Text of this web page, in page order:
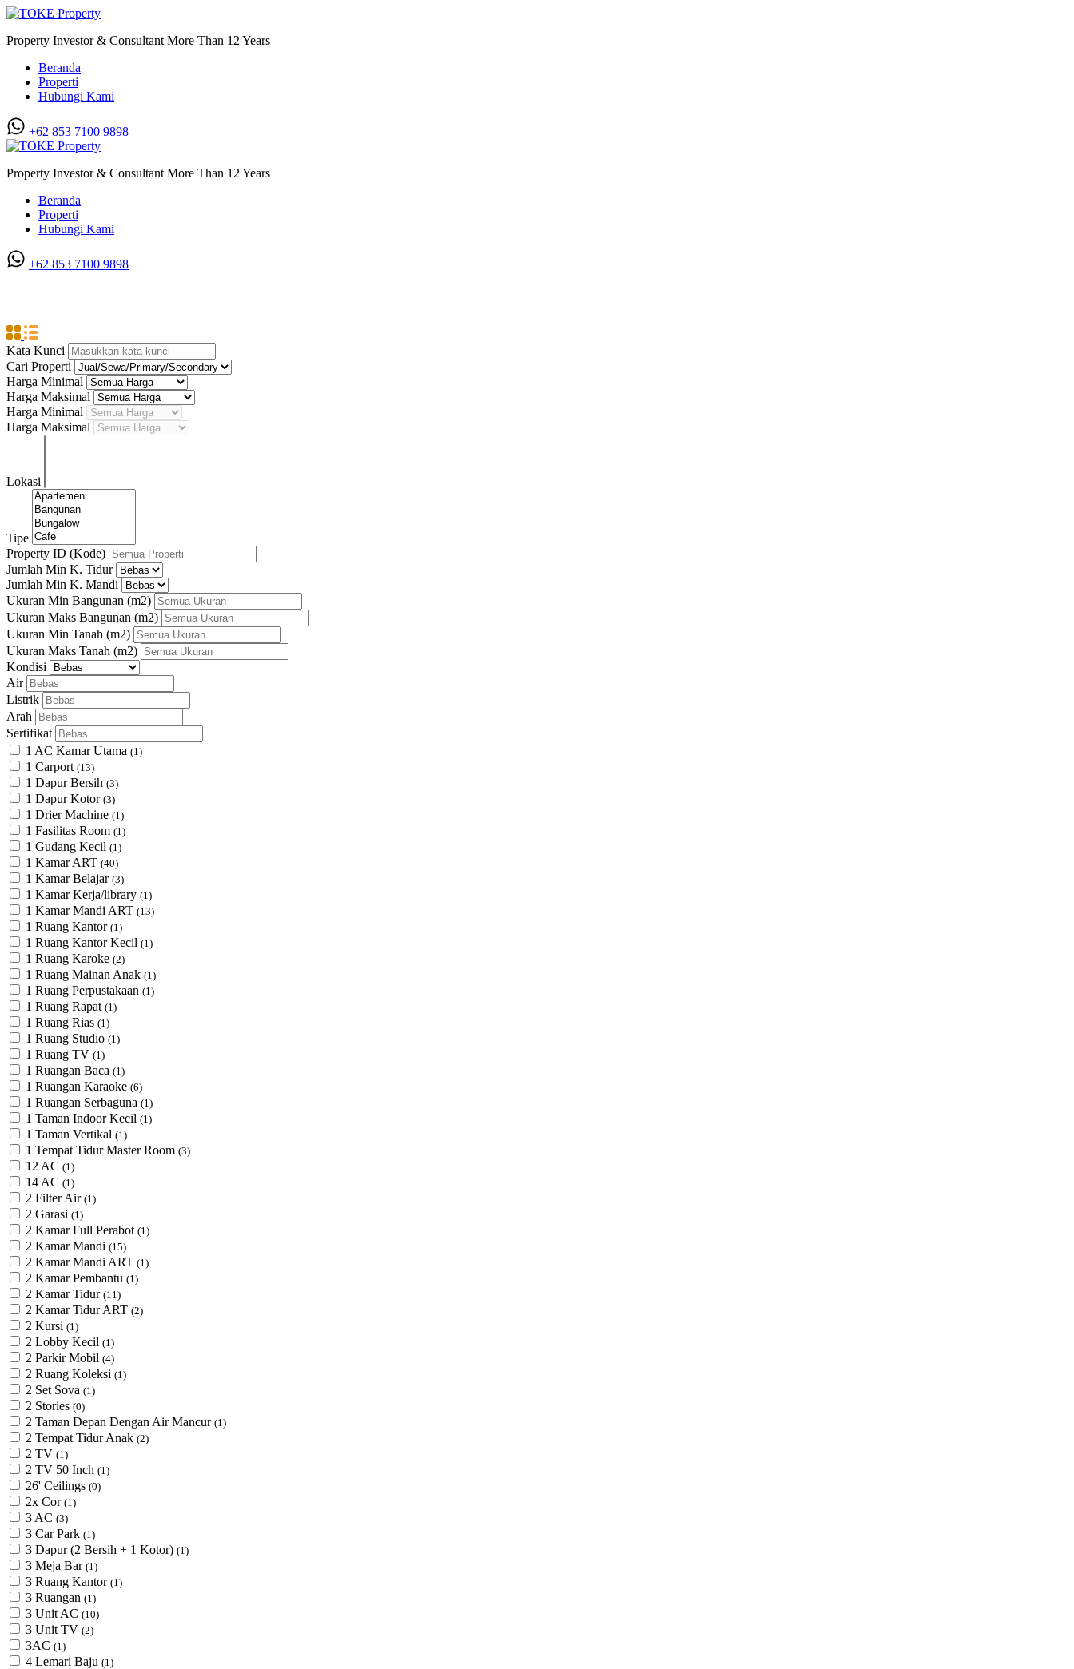
Property Investor & Consultant More Than 12 Years
Beranda
Properti
Hubungi Kami
+62 853 7100 9898‬
Property Investor & Consultant More Than 12 Years
Beranda
Properti
Hubungi Kami
+62 853 7100 9898‬
Kata Kunci
Cari Properti
Harga Minimal
Harga Maksimal
Harga Minimal
Harga Maksimal
Lokasi
Tipe
Property ID (Kode)
Jumlah Min K. Tidur
Jumlah Min K. Mandi
Ukuran Min Bangunan (m2)
Ukuran Maks Bangunan (m2)
Ukuran Min Tanah (m2)
Ukuran Maks Tanah (m2)
Kondisi
Air
Listrik
Arah
Sertifikat
1 AC Kamar Utama (1)
1 Carport (13)
1 Dapur Bersih (3)
1 Dapur Kotor (3)
1 Drier Machine (1)
1 Fasilitas Room (1)
1 Gudang Kecil (1)
1 Kamar ART (40)
1 Kamar Belajar (3)
1 Kamar Kerja/library (1)
1 Kamar Mandi ART (13)
1 Ruang Kantor (1)
1 Ruang Kantor Kecil (1)
1 Ruang Karoke (2)
1 Ruang Mainan Anak (1)
1 Ruang Perpustakaan (1)
1 Ruang Rapat (1)
1 Ruang Rias (1)
1 Ruang Studio (1)
1 Ruang TV (1)
1 Ruangan Baca (1)
1 Ruangan Karaoke (6)
1 Ruangan Serbaguna (1)
1 Taman Indoor Kecil (1)
1 Taman Vertikal (1)
1 Tempat Tidur Master Room (3)
12 AC (1)
14 AC (1)
2 Filter Air (1)
2 Garasi (1)
2 Kamar Full Perabot (1)
2 Kamar Mandi (15)
2 Kamar Mandi ART (1)
2 Kamar Pembantu (1)
2 Kamar Tidur (11)
2 Kamar Tidur ART (2)
2 Kursi (1)
2 Lobby Kecil (1)
2 Parkir Mobil (4)
2 Ruang Koleksi (1)
2 Set Sova (1)
2 Stories (0)
2 Taman Depan Dengan Air Mancur (1)
2 Tempat Tidur Anak (2)
2 TV (1)
2 TV 50 Inch (1)
26' Ceilings (0)
2x Cor (1)
3 AC (3)
3 Car Park (1)
3 Dapur (2 Bersih + 1 Kotor) (1)
3 Meja Bar (1)
3 Ruang Kantor (1)
3 Ruangan (1)
3 Unit AC (10)
3 Unit TV (2)
3AC (1)
4 Lemari Baju (1)